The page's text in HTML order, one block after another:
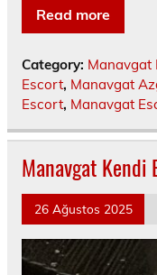
Read more
Category: Manavgat
Escort, Manavgat
Escort, Manavgat
Manavgat Kendi
26 Ağustos 2025